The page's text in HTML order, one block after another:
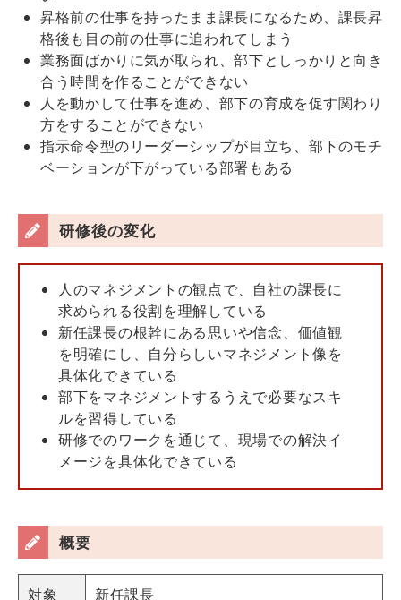
昇格前の仕事を持ったまま課長になるため、課長昇
格後も目の前の仕事に追われてしまう
業務面ばかりに気が取られ、部下としっかりと向き
合う時間を作ることができない
人を動かして仕事を進め、部下の育成を促す関わり
方をすることができない
指示命令型のリーダーシップが目立ち、部下のモチ
ベーションが下がっている部署もある
研修後の変化
人のマネジメントの観点で、自社の課長に
求められる役割を理解している
新任課長の根幹にある思いや信念、価値観
を明確にし、自分らしいマネジメント像を
具体化できている
部下をマネジメントするうえで必要なスキ
ルを習得している
研修でのワークを通じて、現場での解決イ
メージを具体化できている
概要
対象 新任課長